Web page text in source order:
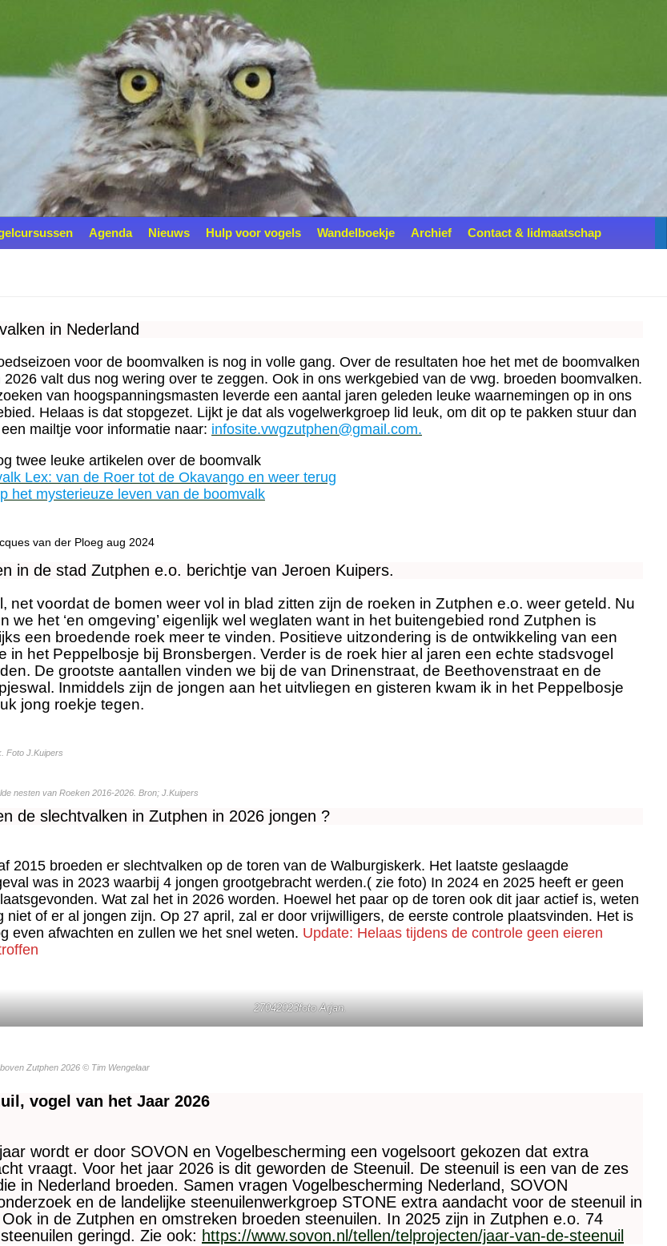
Agenda Nieuws Hulp voor vogels Wandelboekje Archief Contact & lidmaatschap
in Nederland
voor de boomvalken is nog in volle gang. Over de resultaten hoe het met de boomvalken
2026 valt dus nog wering over te zeggen. Ook in ons werkgebied van de vwg. broeden boomvalken.
van hoogspanningsmasten leverde een aantal jaren geleden leuke waarnemingen op in ons
Helaas is dat stopgezet. Lijkt je dat als vogelwerkgroep lid leuk, om dit op te pakken stuur dan
mailtje voor informatie naar: infosite.vwgzutphen@gmail.com.
twee leuke artikelen over de boomvalk
Lex: van de Roer tot de Okavango en weer terug
het mysterieuze leven van de boomvalk
van der Ploeg aug 2024
in de stad Zutphen e.o. berichtje van Jeroen Kuipers.
net voordat de bomen weer vol in blad zitten zijn de roeken in Zutphen e.o. weer geteld. Nu
we het ‘en omgeving’ eigenlijk wel weglaten want in het buitengebied rond Zutphen is
een broedende roek meer te vinden. Positieve uitzondering is de ontwikkeling van een
in het Peppelbosje bij Bronsbergen. Verder is de roek hier al jaren een echte stadsvogel
De grootste aantallen vinden we bij de van Drinenstraat, de Beethovenstraat en de
Inmiddels zijn de jongen aan het uitvliegen en gisteren kwam ik in het Peppelbosje
jong roekje tegen.
Foto J.Kuipers
nesten van Roeken 2016-2026. Bron; J.Kuipers
de slechtvalken in Zutphen in 2026 jongen ?
2015 broeden er slechtvalken op de toren van de Walburgiskerk. Het laatste geslaagde
was in 2023 waarbij 4 jongen grootgebracht werden.( zie foto) In 2024 en 2025 heeft er geen
Wat zal het in 2026 worden. Hoewel het paar op de toren ook dit jaar actief is, weten
niet of er al jongen zijn. Op 27 april, zal er door vrijwilligers, de eerste controle plaatsvinden. Het is
even afwachten en zullen we het snel weten. Update: Helaas tijdens de controle geen eieren
27042023foto Arjan.
Zutphen 2026 © Tim Wengelaar
vogel van het Jaar 2026
wordt er door SOVON en Vogelbescherming een vogelsoort gekozen dat extra
vraagt. Voor het jaar 2026 is dit geworden de Steenuil. De steenuil is een van de zes
in Nederland broeden. Samen vragen Vogelbescherming Nederland, SOVON
en de landelijke steenuilenwerkgroep STONE extra aandacht voor de steenuil in
in de Zutphen en omstreken broeden steenuilen. In 2025 zijn in Zutphen e.o. 74
geringd. Zie ook: https://www.sovon.nl/tellen/telprojecten/jaar-van-de-steenuil